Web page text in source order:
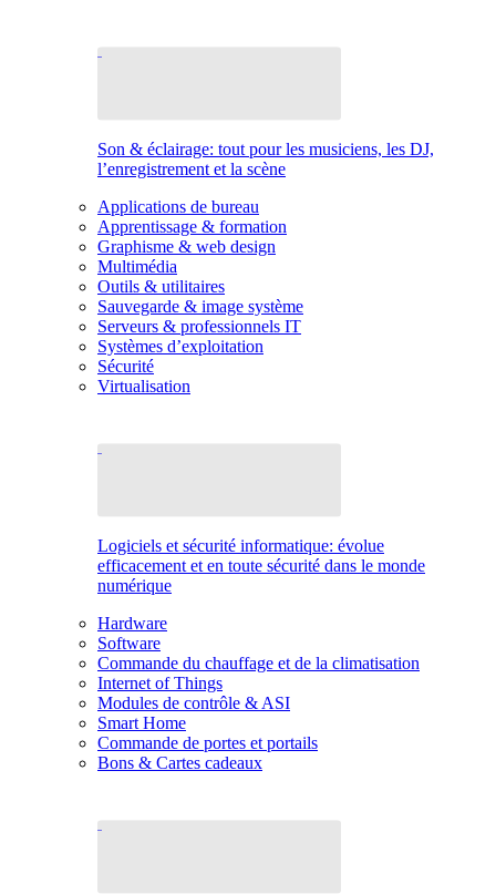
Son & éclairage: tout pour les musiciens, les DJ,
l’enregistrement et la scène
Applications de bureau
Apprentissage & formation
Graphisme & web design
Multimédia
Outils & utilitaires
Sauvegarde & image système
Serveurs & professionnels IT
Systèmes d’exploitation
Sécurité
Virtualisation
Logiciels et sécurité informatique: évolue
efficacement et en toute sécurité dans le monde
numérique
Hardware
Software
Commande du chauffage et de la climatisation
Internet of Things
Modules de contrôle & ASI
Smart Home
Commande de portes et portails
Bons & Cartes cadeaux